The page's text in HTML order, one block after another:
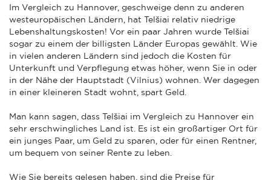
Im Vergleich zu Hannover, geschweige denn zu anderen
westeuropäischen Ländern, hat Telšiai relativ niedrige
Lebenshaltungskosten! Vor ein paar Jahren wurde Telšiai
sogar zu einem der billigsten Länder Europas gewählt. Wie
in vielen anderen Ländern sind jedoch die Kosten für
Unterkunft und Verpflegung etwas höher, wenn Sie in oder
in der Nähe der Hauptstadt (Vilnius) wohnen. Wer dagegen
in einer kleineren Stadt wohnt, spart Geld.
Man kann sagen, dass Telšiai im Vergleich zu Hannover ein
sehr erschwingliches Land ist. Es ist ein großartiger Ort für
ein junges Paar, um Geld zu sparen, oder für einen Rentner,
um bequem von seiner Rente zu leben.
Wie Sie bereits gelesen haben, sind die Preise für